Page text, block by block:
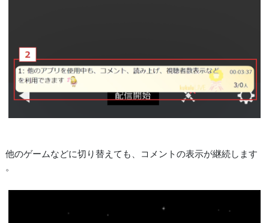
他のゲームなどに切り替えても、コメントの表示が継続します
。